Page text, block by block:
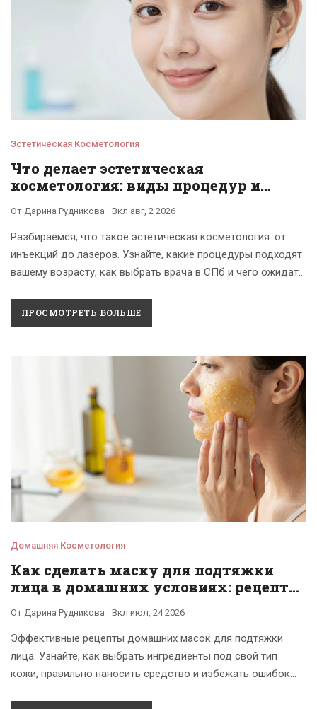
Эстетическая Косметология
Что делает эстетическая
косметология: виды процедур и
От Дарина Рудникова Вкл авг, 2 2026
Разбираемся, что такое эстетическая косметология: от
инъекций до лазеров. Узнайте, какие процедуры подходят
вашему возрасту, как выбрать врача в СПб и чего ожидать
ПРОСМОТРЕТЬ БОЛЬШЕ
Домашняя Косметология
Как сделать маску для подтяжки
лица в домашних условиях: рецепты
От Дарина Рудникова Вкл июл, 24 2026
Эффективные рецепты домашних масок для подтяжки
лица. Узнайте, как выбрать ингредиенты под свой тип
кожи, правильно наносить средство и избежать ошибок